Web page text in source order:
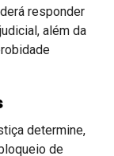
responder
além da
determine,
de